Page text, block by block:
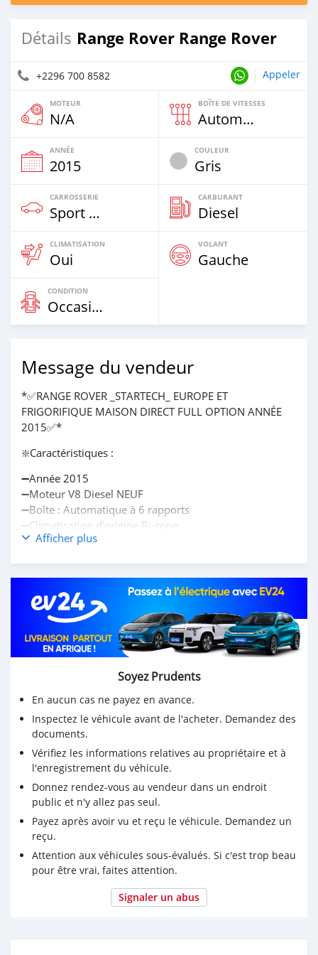
Détails Range Rover Range Rover
+2296 700 8582 Appeler
MOTEUR
N/A
BOÎTE DE VITESSES
Automatique
ANNÉE
2015
COULEUR
Gris
CARROSSERIE
Sport Car
CARBURANT
Diesel
CLIMATISATION
Oui
VOLANT
Gauche
CONDITION
Occasion
Message du vendeur
*✅RANGE ROVER _STARTECH_ EUROPE ET
FRIGORIFIQUE MAISON DIRECT FULL OPTION ANNÉE
2015✅*
❇️Caractéristiques :
➖Année 2015
➖Moteur V8 Diesel NEUF
➖Boîte : Automatique à 6 rapports
➖Climatisation d’origine Bi-zone
➖Système démarrage keyless
➖Kilométrage *86801 ODO*
➖Papiers à jours
➖Immatriculation BK
💰Bon Prix : 28.000.000 FCFA À REVOIR TRÈS
LÉGÈREMENT
Afficher plus
Soyez Prudents
En aucun cas ne payez en avance.
Inspectez le véhicule avant de l'acheter. Demandez des
documents.
Vérifiez les informations relatives au propriétaire et à
l'enregistrement du véhicule.
Donnez rendez-vous au vendeur dans un endroit
public et n'y allez pas seul.
Payez après avoir vu et reçu le véhicule. Demandez un
reçu.
Attention aux véhicules sous-évalués. Si c'est trop beau
pour être vrai, faites attention.
Signaler un abus